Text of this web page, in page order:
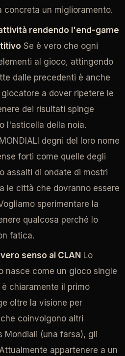
concreta un miglioramento.
rendendo l'end-game
Se è vero che ogni
al gioco, attingendo
dalle precedenti è anche
a dover ripetere le
dei risultati spinge
l'asticella della noia.
degni del loro nome
forti come quelle degli
assalti di ondate di mostri
le città che dovranno essere
sperimentare la
qualcosa perché lo
fatica.
senso ai CLAN Lo
nasce come un gioco single
chiaramente il primo
oltre la visione per
coinvolgono altri
Mondiali (una farsa), gli
appartenere a un